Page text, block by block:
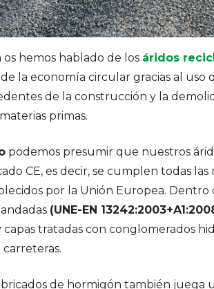
os hemos hablado de los áridos
la economía circular gracias al uso
de la construcción y la
primas.
podemos presumir que nuestros
CE, es decir, se cumplen todas
por la Unión Europea.
(UNE-EN
capas tratadas con conglomerados
de hormigón también juega